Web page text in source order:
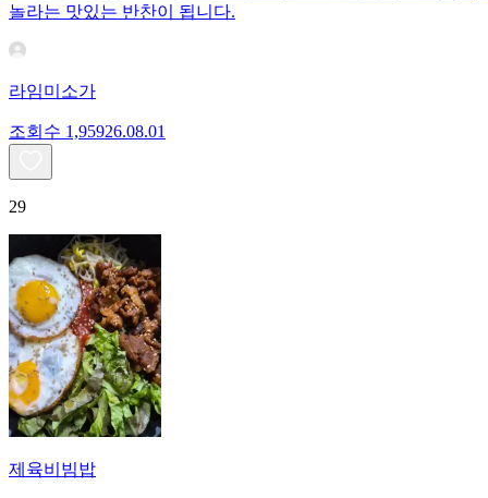
놀라는 맛있는 반찬이 됩니다.
라임미소가
조회수 1,95926.08.01
29
제육비빔밥